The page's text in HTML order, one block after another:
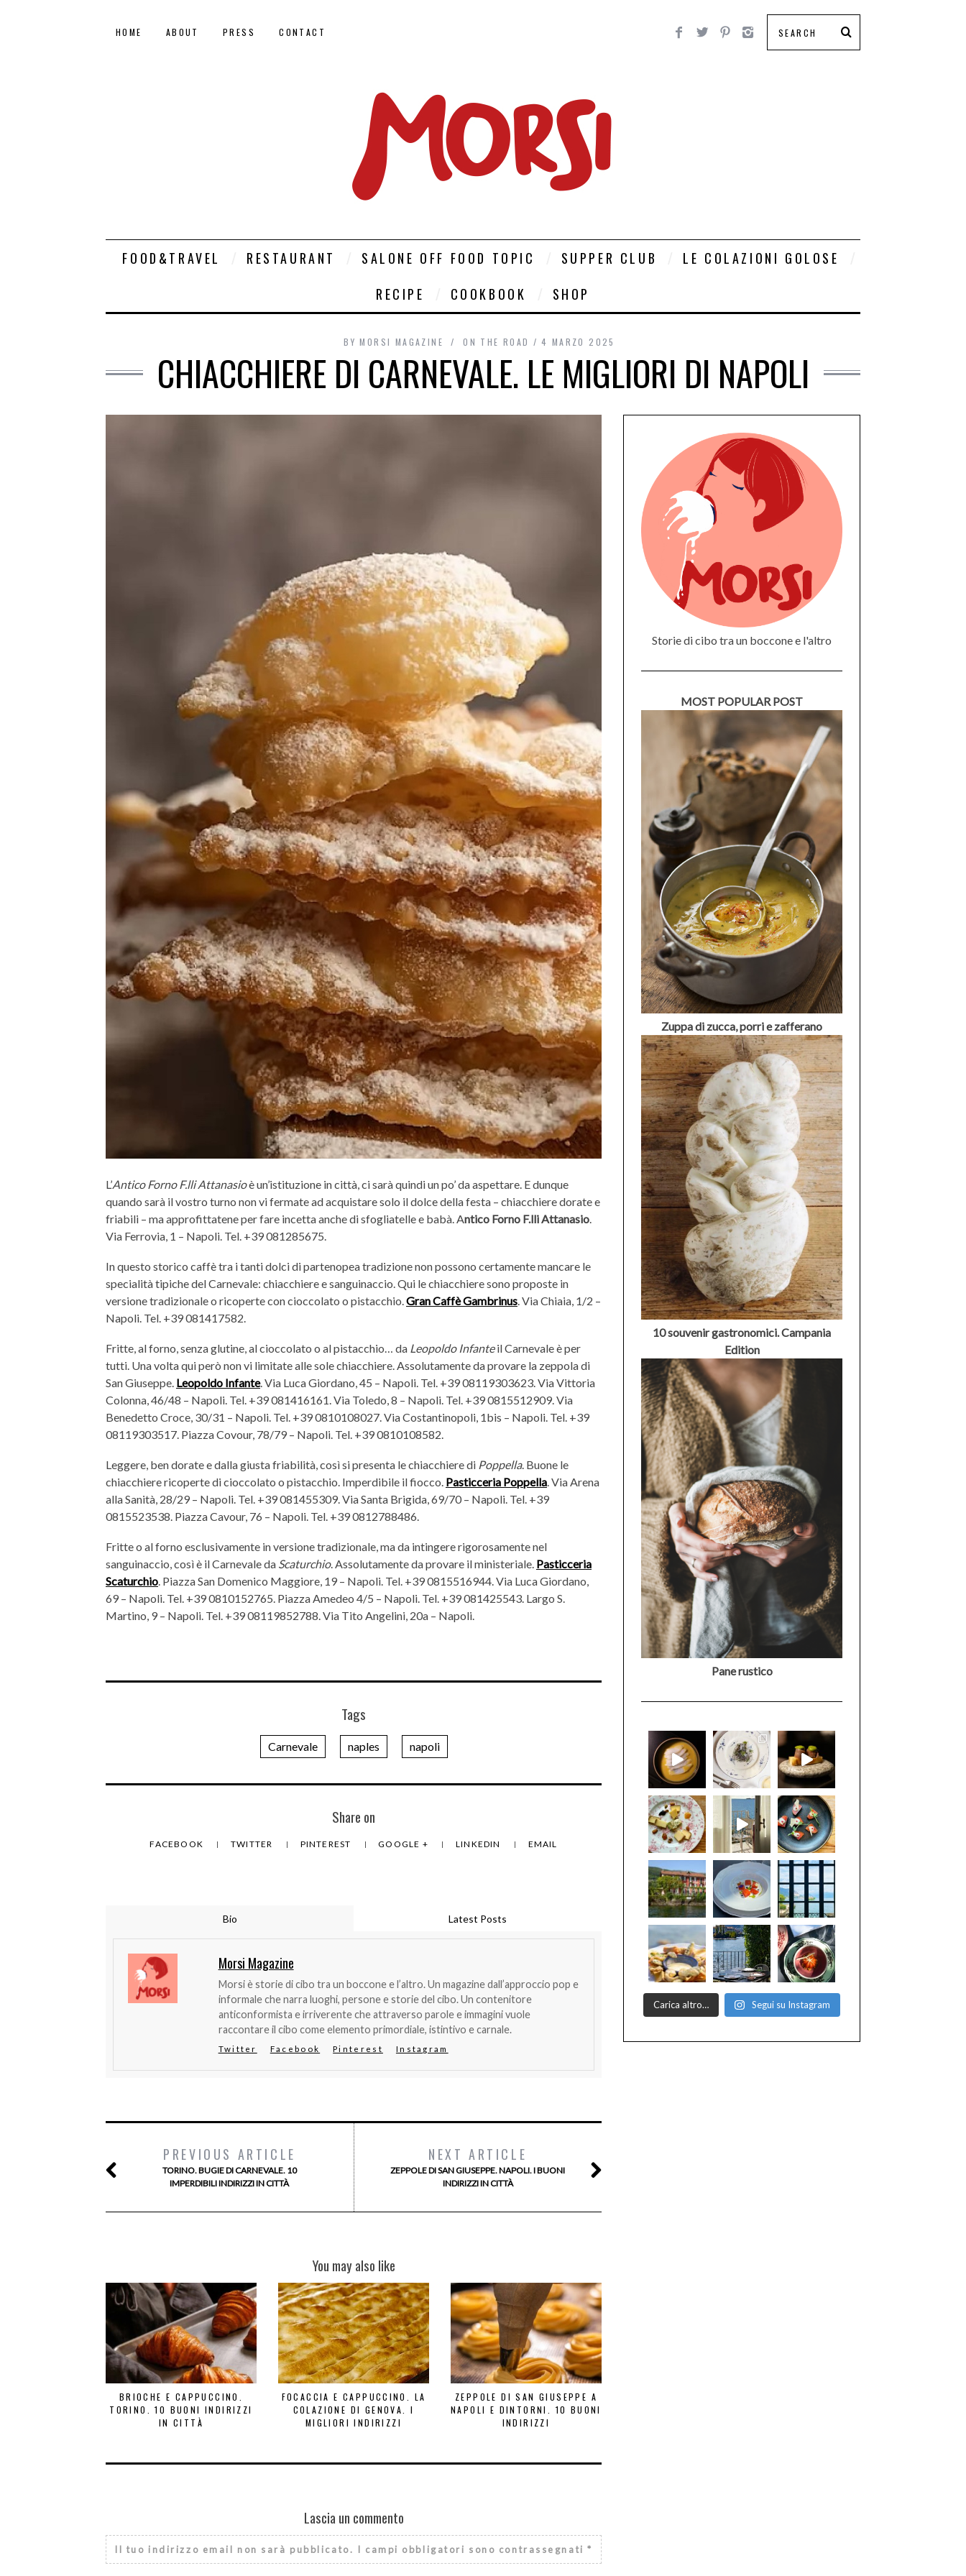
HOME ABOUT PRESS CONTACT
FOOD&TRAVEL RESTAURANT SALONE OFF FOOD TOPIC SUPPER CLUB
LE COLAZIONI GOLOSE
RECIPE
COOKBOOK SHOP
BY MORSI MAGAZINE ON THE ROAD 4 MARZO 2025
CHIACCHIERE DI CARNEVALE. LE MIGLIORI DI NAPOLI
L’Antico Forno F.lli Attanasioè un’istituzione in città, ci sarà quindi un po’ da aspettare. E dunque
quando sarà il vostro turno non vi fermate ad acquistare solo il dolce della festa – chiacchiere dorate e
friabili – ma approfittatene per fare incetta anche di sfogliatelle e babà. Antico Forno F.lli Attanasio.
Via Ferrovia, 1 – Napoli. Tel. +39 081285675.
In questo storico caffè tra i tanti dolci di partenopea tradizione non possono certamente mancare le
specialità tipiche del Carnevale: chiacchiere e sanguinaccio. Qui le chiacchiere sono proposte in
versione tradizionale o ricoperte con cioccolato o pistacchio.Gran Caffè Gambrinus. Via Chiaia, 1/2 –
Napoli. Tel. +39 081417582.
Fritte, al forno, senza glutine, al cioccolato o al pistacchio… da Leopoldo Infanteil Carnevale è per
tutti. Una volta qui però non vi limitate alle sole chiacchiere. Assolutamente da provare la zeppola di
San Giuseppe. Leopoldo Infante. Via Luca Giordano, 45 – Napoli. Tel. +39 08119303623. Via Vittoria
Colonna, 46/48 – Napoli. Tel. +39 081416161. Via Toledo, 8 – Napoli. Tel. +39 0815512909. Via
Benedetto Croce, 30/31 – Napoli. Tel. +39 0810108027. Via Costantinopoli, 1bis – Napoli. Tel. +39
08119303517. Piazza Covour, 78/79 – Napoli. Tel. +39 0810108582.
Leggere, ben dorate e dalla giusta friabilità, così si presenta le chiacchiere di Poppella. Buone le
chiacchiere ricoperte di cioccolato o pistacchio. Imperdibile il fiocco. Pasticceria Poppella. Via Arena
alla Sanità, 28/29 – Napoli. Tel. +39 081455309. Via Santa Brigida, 69/70 – Napoli. Tel. +39
0815523538. Piazza Cavour, 76 – Napoli. Tel. +39 0812788486.
Fritte o al forno esclusivamente in versione tradizionale, ma da intingere rigorosamente nel
sanguinaccio, così è il Carnevale da Scaturchio. Assolutamente da provare il ministeriale. Pasticceria
Scaturchio. Piazza San Domenico Maggiore, 19 – Napoli. Tel. +39 0815516944. Via Luca Giordano,
69 – Napoli. Tel. +39 0810152765. Piazza Amedeo 4/5 – Napoli. Tel. +39 081425543. Largo S.
Martino, 9 – Napoli. Tel. +39 08119852788. Via Tito Angelini, 20a – Napoli.
Tags
Carnevale naples napoli
Share on
FACEBOOK TWITTER PINTEREST GOOGLE + LINKEDIN EMAIL
Bio Latest Posts
Morsi Magazine
Morsi è storie di cibo tra un boccone e l’altro. Un magazine dall’approccio pop e
informale che narra luoghi, persone e storie del cibo. Un contenitore
anticonformista e irriverente che attraverso parole e immagini vuole
raccontare il cibo come elemento primordiale, istintivo e carnale.
Twitter Facebook Pinterest Instagram
PREVIOUS ARTICLE
TORINO. BUGIE DI CARNEVALE. 10
IMPERDIBILI INDIRIZZI IN CITTÀ
NEXT ARTICLE
ZEPPOLE DI SAN GIUSEPPE. NAPOLI. I BUONI
INDIRIZZI IN CITTÀ
You may also like
BRIOCHE E CAPPUCCINO.
TORINO. 10 BUONI INDIRIZZI
IN CITTÀ
FOCACCIA E CAPPUCCINO. LA
COLAZIONE DI GENOVA. I
MIGLIORI INDIRIZZI
ZEPPOLE DI SAN GIUSEPPE A
NAPOLI E DINTORNI. 10 BUONI
INDIRIZZI
Lascia un commento
Il tuo indirizzo email non sarà pubblicato. I campi obbligatori sono contrassegnati*
Storie di cibo tra un boccone e l'altro
MOST POPULAR POST
Zuppa di zucca, porri e zafferano
10 souvenir gastronomici. Campania
Edition
Pane rustico
Carica altro… Segui su Instagram